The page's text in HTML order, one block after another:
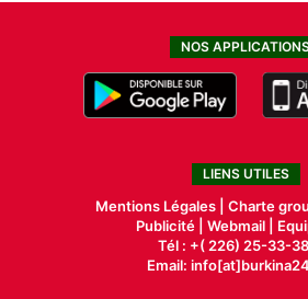
NOS
LIENS UTILES
Mentions Légales | Charte
Publicité| Webmail |
Tél : +( 226) 25-33-
Email: